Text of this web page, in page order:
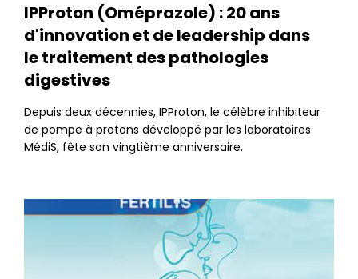
IPProton (Oméprazole) : 20 ans
d'innovation et de leadership dans
le traitement des pathologies
digestives
Depuis deux décennies, IPProton, le célèbre inhibiteur
de pompe à protons développé par les laboratoires
MédiS, fête son vingtième anniversaire.